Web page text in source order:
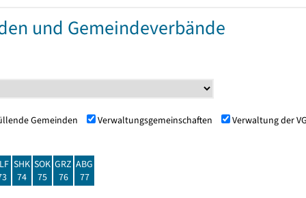
und Gemeindeverbände
Gemeinden Verwaltungsgemeinschaften Verwaltung der
SHK
74
SOK
75
GRZ
76
ABG
77